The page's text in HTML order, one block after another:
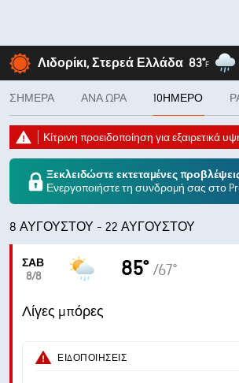
Λιδορίκι, Στερεά Ελλάδα 83°F
ΣΉΜΕΡΑ ΑΝΆ ΏΡΑ 10ΉΜΕΡΟ
Κίτρινη προειδοποίηση για εξαιρετικά
Ξεκλειδώστε εκτεταμένες
Ενεργοποιήστε τη συνδρομή σας στο
8 ΑΥΓΟΎΣΤΟΥ - 22 ΑΥΓΟΎΣΤΟΥ
ΣΆΒ
8/8
85° /67°
Λίγες μπόρες
ΕΙΔΟΠΟΙΉΣΕΙΣ